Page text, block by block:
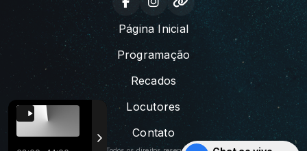
Página Inicial
Programação
Recados
Locutores
Contato